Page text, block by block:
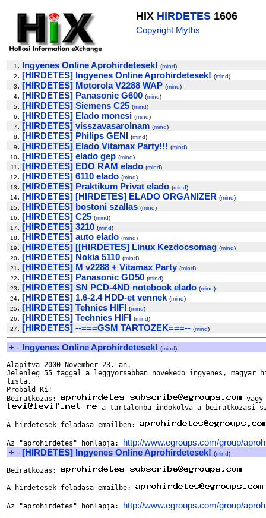
HIX HIRDETES 1606
Copyright Myths
1 . Ingyenes Online Aprohirdetesek! (mind)
2. [HIRDETES] Ingyenes Online Aprohirdetesek! (mind)
3. [HIRDETES] Motorola V2288 WAP (mind)
4. [HIRDETES] Panasonic G600 (mind)
5. [HIRDETES] Siemens C25 (mind)
6. [HIRDETES] Elado moncsi (mind)
7. [HIRDETES] visszavasarolnam (mind)
8. [HIRDETES] Philips GENI (mind)
9. [HIRDETES] Elado Vitamax Party!!! (mind)
10. [HIRDETES] elado gep (mind)
11 . [HIRDETES] EDO RAM elado (mind)
12. [HIRDETES] 6110 elado (mind)
13. [HIRDETES] Praktikum Privat elado (mind)
14. [HIRDETES] [HIRDETES] ELADO ORGANIZER (mind)
15. [HIRDETES] bostoni szallas (mind)
16. [HIRDETES] C25 (mind)
17. [HIRDETES] 3210 (mind)
18. [HIRDETES] auto elado (mind)
19. [HIRDETES] [[HIRDETES] Linux Kezdocsomag (mind)
20. [HIRDETES] Nokia 5110 (mind)
21 . [HIRDETES] M v2288 + Vitamax Party (mind)
22. [HIRDETES] Panasonic GD50 (mind)
23. [HIRDETES] SN PCD-4ND notebook elado (mind)
24. [HIRDETES] 1.6-2.4 HDD-et vennek (mind)
25. [HIRDETES] Tehnics HIFI (mind)
26. [HIRDETES] Technics HIFI (mind)
27. [HIRDETES] --===GSM TARTOZEK===-- (mind)
+ - Ingyenes Online Aprohirdetesek! (mind)
Alapitva 2000 November 23.-an.
Jelenleg 55 taggal a leggyorsabban novekedo ingyenes, magyar
lista.
Probald Ki!
Beiratkozas:
a tartalomba indokolva a beiratkozasi
A hirdetesek feladasa emailben:
Az "aprohirdetes" honlapja: http://www.egroups.com/group/
+ - [HIRDETES] Ingyenes Online Aprohirdetesek! (mind)
Beiratkozas:
A hirdetesek feladasa emailbe:
Az "aprohirdetes" honlapja: http://www.egroups.com/group/